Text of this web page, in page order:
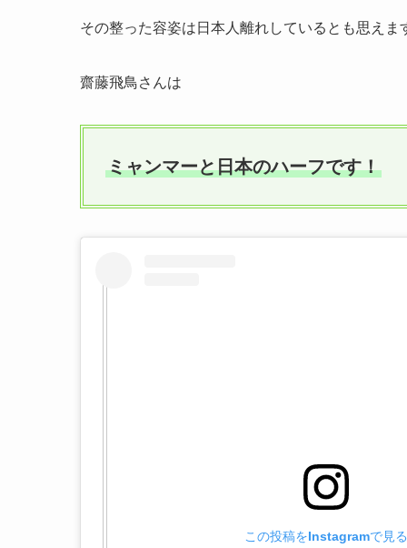
その整った容姿は日本人離れしているとも思えま
齋藤飛鳥さんは
ミャンマーと日本のハーフです！
この投稿をInstagramで見る